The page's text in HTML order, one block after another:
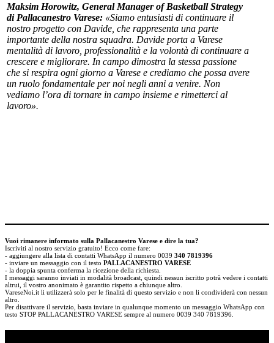
Maksim Horowitz, General Manager of Basketball Strategy
di Pallacanestro Varese: «Siamo entusiasti di continuare il
nostro progetto con Davide, che rappresenta una parte
importante della nostra squadra. Davide porta a Varese
mentalità di lavoro, professionalità e la volontà di continuare a
crescere e migliorare. In campo dimostra la stessa passione
che si respira ogni giorno a Varese e crediamo che possa avere
un ruolo fondamentale per noi negli anni a venire. Non
vediamo l’ora di tornare in campo insieme e rimetterci al
lavoro».
Vuoi rimanere informato sulla Pallacanestro Varese e dire la tua?
Iscriviti al nostro servizio gratuito! Ecco come fare:
- aggiungere alla lista di contatti WhatsApp il numero 0039 340 7819396
- inviare un messaggio con il testo PALLACANESTRO VARESE
- la doppia spunta conferma la ricezione della richiesta.
I messaggi saranno inviati in modalità broadcast, quindi nessun iscritto potrà vedere i contatti
altrui, il vostro anonimato è garantito rispetto a chiunque altro.
VareseNoi.it li utilizzerà solo per le finalità di questo servizio e non li condividerà con nessun
altro.
Per disattivare il servizio, basta inviare in qualunque momento un messaggio WhatsApp con
testo STOP PALLACANESTRO VARESE sempre al numero 0039 340 7819396.